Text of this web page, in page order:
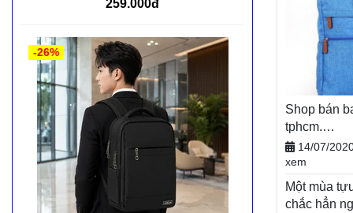
khách
chương
mãi vô
dạng sản
bán balo
xách. Giao
Miễn phí
toán tiền
Xem thêm
Shop bán
tphcm.
BALO-TÚI
14/07/
xem
Một mùa
chắc hẳn
259.000đ
-26%